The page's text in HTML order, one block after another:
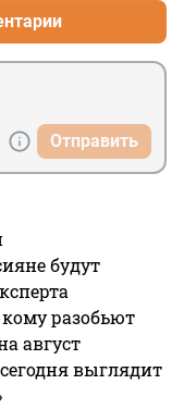
Отправить
будут
разобьют
август
выглядит